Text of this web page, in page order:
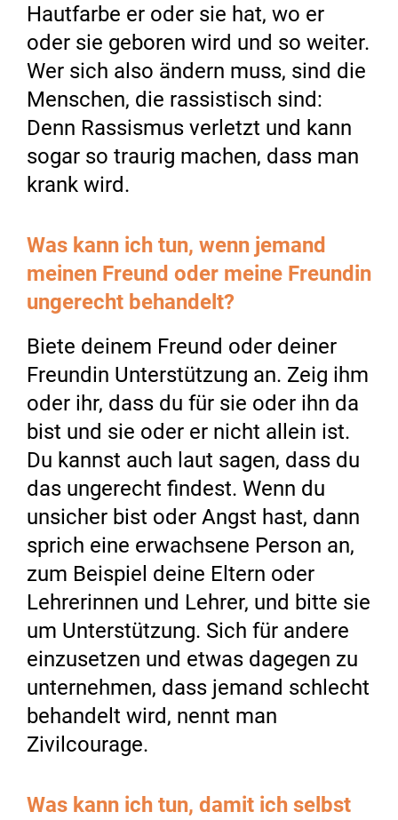
Hautfarbe er oder sie hat, wo er
oder sie geboren wird und so weiter.
Wer sich also ändern muss, sind die
Menschen, die rassistisch sind:
Denn Rassismus verletzt und kann
sogar so traurig machen, dass man
krank wird.
Was kann ich tun, wenn jemand
meinen Freund oder meine Freundin
ungerecht behandelt?
Biete deinem Freund oder deiner
Freundin Unterstützung an. Zeig ihm
oder ihr, dass du für sie oder ihn da
bist und sie oder er nicht allein ist.
Du kannst auch laut sagen, dass du
das ungerecht findest. Wenn du
unsicher bist oder Angst hast, dann
sprich eine erwachsene Person an,
zum Beispiel deine Eltern oder
Lehrerinnen und Lehrer, und bitte sie
um Unterstützung. Sich für andere
einzusetzen und etwas dagegen zu
unternehmen, dass jemand schlecht
behandelt wird, nennt man
Zivilcourage.
Was kann ich tun, damit ich selbst